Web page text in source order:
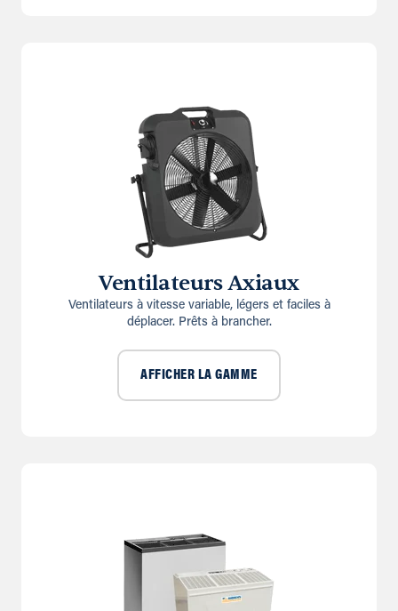
Ventilateurs Axiaux
Ventilateurs à vitesse variable, légers et faciles à
déplacer. Prêts à brancher.
AFFICHER LA GAMME